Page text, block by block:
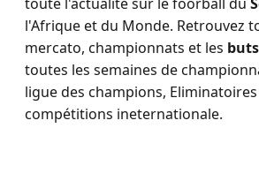
l'Afrique et du Monde. Retrouvez
mercato, championnats et les
toutes les semaines de
ligue des champions,
compétitions ineternationale.